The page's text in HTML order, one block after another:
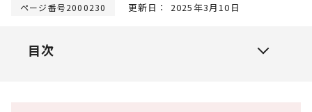
ページ番号2000230 更新日： 2025年3月10日
目次